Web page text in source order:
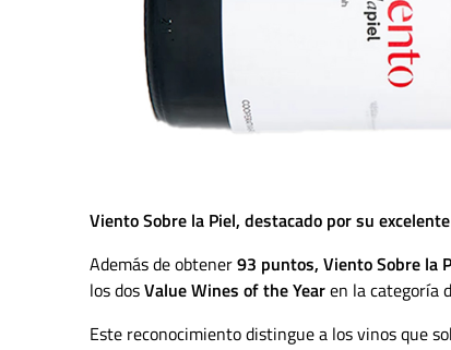
Viento Sobre la Piel, destacado por su
Además de obtener93 puntos, Viento Sobre la
los dosValue Wines of the Yearen la categoría
Este reconocimiento distingue a los vinos que